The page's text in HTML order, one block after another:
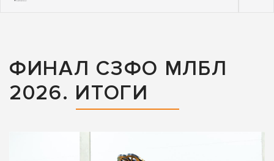
ФИНАЛ СЗФО МЛБЛ
2026. ИТОГИ